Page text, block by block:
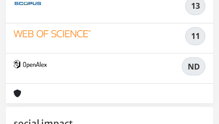
13
11
ND